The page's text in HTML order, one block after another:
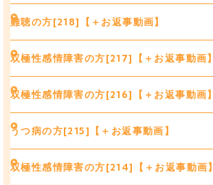
難聴の方[218]【＋お返事動画】
双極性感情障害の方[217]【＋お返事動画】
双極性感情障害の方[216]【＋お返事動画】
うつ病の方[215]【＋お返事動画】
双極性感情障害の方[214]【＋お返事動画】